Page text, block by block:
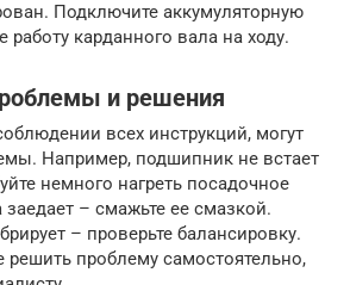
Подключите аккумуляторную
работу карданного вала на ходу.
и решения
всех инструкций, могут
Например, подшипник не встает
немного нагреть посадочное
– смажьте ее смазкой.
– проверьте балансировку.
проблему самостоятельно,